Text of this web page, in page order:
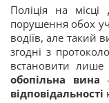
Поліція на
порушення обох
водіїв, але такий
згодні з
встановити
обопільна вина
відповідальності